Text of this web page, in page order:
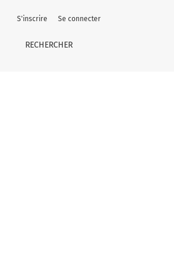
RECHERCHER
S'inscrire Se connecter